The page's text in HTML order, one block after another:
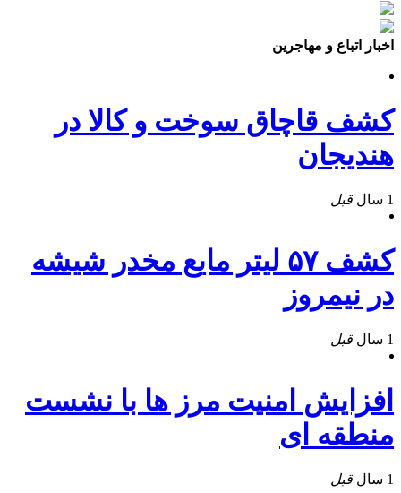
اخبار اتباع و مهاجرین
کشف قاچاق سوخت و کالا در
هندیجان
1 سال قبل
کشف ۵۷ ليتر مايع مخدر شيشه
در نيمروز
1 سال قبل
افزایش امنیت مرز ها با نشست
منطقه ای
1 سال قبل